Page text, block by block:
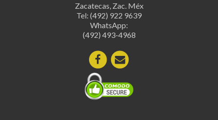
en
la
página
producto
Zacatecas, Zac. Méx
Tel: (492) 922 9639
WhatsApp:
(492) 493-4968